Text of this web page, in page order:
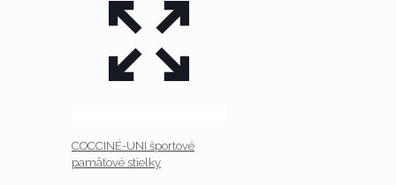
COCCINÉ-UNI športové
pamäťové stielky